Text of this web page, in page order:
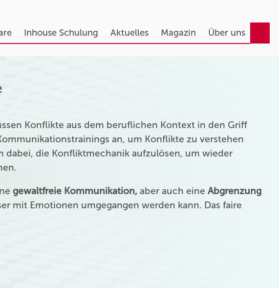
Inhouse Schulung Aktuelles Magazin Über uns
Konflikte aus dem beruflichen Kontext in den Griff
an, um Konflikte zu verstehen
dabei, die Konfliktmechanik aufzulösen, um wieder
gewaltfreie Kommunikation, aber auch eineAbgrenzung
mit Emotionen umgegangen werden kann. Das faire